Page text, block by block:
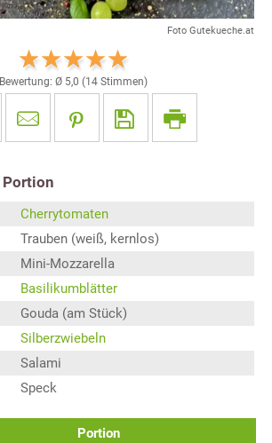
Foto Gutekueche.at
Bewertung: Ø 5,0 (14Stimmen)
Portion
Cherrytomaten
Trauben (weiß, kernlos)
Mini-Mozzarella
Basilikumblätter
Gouda (am Stück)
Silberzwiebeln
Salami
Speck
Portion